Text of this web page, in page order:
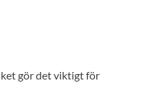
gör det viktigt för